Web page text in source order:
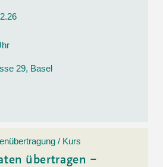
29, Basel
/ Kurs
übertragen –